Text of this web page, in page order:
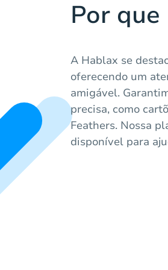
Por
A Hablax se
oferecendo um
amigável.
precisa, como
Feathers. Nossa
disponível para